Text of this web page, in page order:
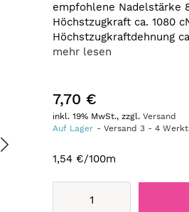
empfohlene Nadelstärke
Höchstzugkraft ca. 1080
Höchstzugkraftdehnung
mehr lesen
7,70 €
inkl. 19% MwSt., zzgl.Versand
Auf Lager
Versand3 -4
1,54 €/100m